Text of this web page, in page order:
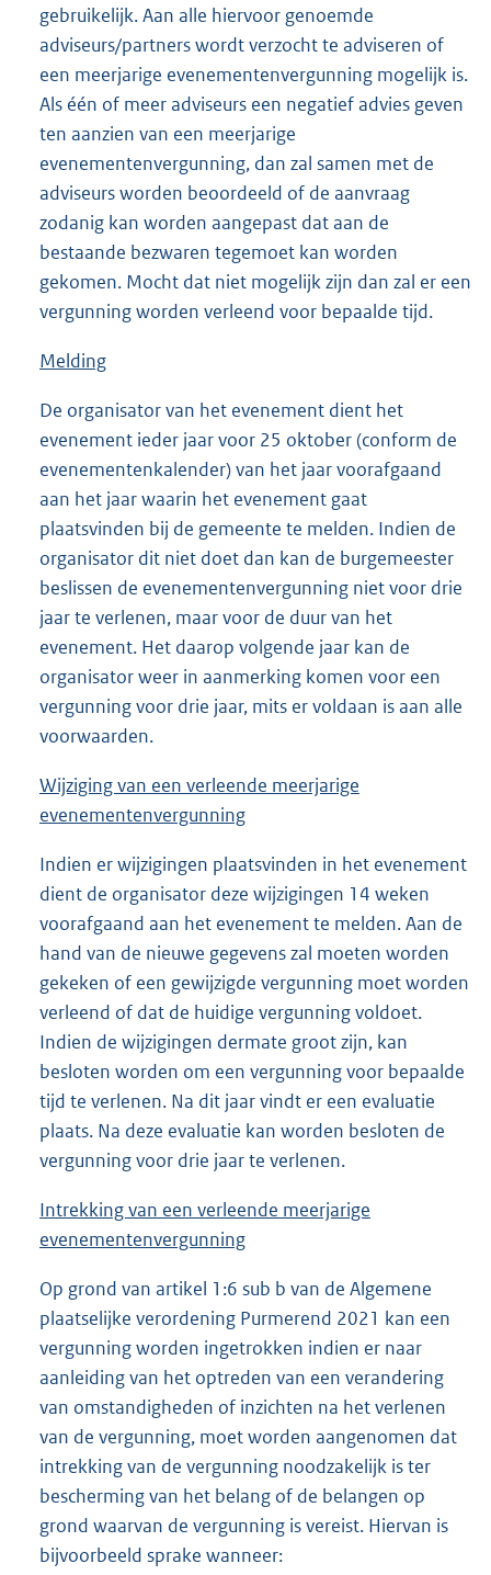
gebruikelijk. Aan alle hiervoor genoemde
adviseurs/partners wordt verzocht te adviseren of
een meerjarige evenementenvergunning mogelijk is.
Als één of meer adviseurs een negatief advies geven
ten aanzien van een meerjarige
evenementenvergunning, dan zal samen met de
adviseurs worden beoordeeld of de aanvraag
zodanig kan worden aangepast dat aan de
bestaande bezwaren tegemoet kan worden
gekomen. Mocht dat niet mogelijk zijn dan zal er een
vergunning worden verleend voor bepaalde tijd.
Melding
De organisator van het evenement dient het
evenement ieder jaar voor 25 oktober (conform de
evenementenkalender) van het jaar voorafgaand
aan het jaar waarin het evenement gaat
plaatsvinden bij de gemeente te melden. Indien de
organisator dit niet doet dan kan de burgemeester
beslissen de evenementenvergunning niet voor drie
jaar te verlenen, maar voor de duur van het
evenement. Het daarop volgende jaar kan de
organisator weer in aanmerking komen voor een
vergunning voor drie jaar, mits er voldaan is aan alle
voorwaarden.
Wijziging van een verleende meerjarige
evenementenvergunning
Indien er wijzigingen plaatsvinden in het evenement
dient de organisator deze wijzigingen 14 weken
voorafgaand aan het evenement te melden. Aan de
hand van de nieuwe gegevens zal moeten worden
gekeken of een gewijzigde vergunning moet worden
verleend of dat de huidige vergunning voldoet.
Indien de wijzigingen dermate groot zijn, kan
besloten worden om een vergunning voor bepaalde
tijd te verlenen. Na dit jaar vindt er een evaluatie
plaats. Na deze evaluatie kan worden besloten de
vergunning voor drie jaar te verlenen.
Intrekking van een verleende meerjarige
evenementenvergunning
Op grond van artikel 1:6 sub b van de Algemene
plaatselijke verordening Purmerend 2021 kan een
vergunning worden ingetrokken indien er naar
aanleiding van het optreden van een verandering
van omstandigheden of inzichten na het verlenen
van de vergunning, moet worden aangenomen dat
intrekking van de vergunning noodzakelijk is ter
bescherming van het belang of de belangen op
grond waarvan de vergunning is vereist. Hiervan is
bijvoorbeeld sprake wanneer: